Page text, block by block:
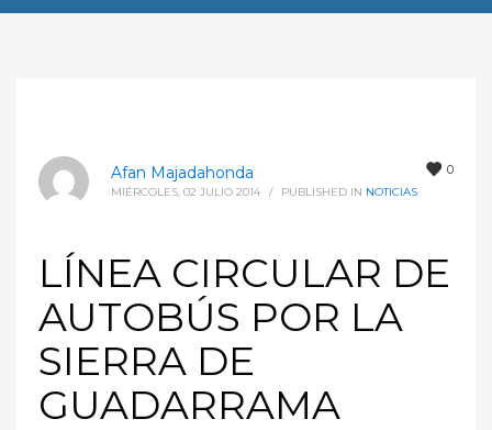
0
Afan Majadahonda
MIÉRCOLES, 02 JULIO 2014 / PUBLISHED IN NOTICIAS
LÍNEA CIRCULAR DE
AUTOBÚS POR LA
SIERRA DE
GUADARRAMA